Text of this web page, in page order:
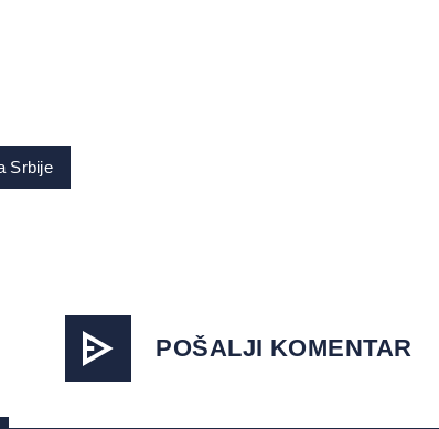
Srbije
POŠALJI KOMENTAR